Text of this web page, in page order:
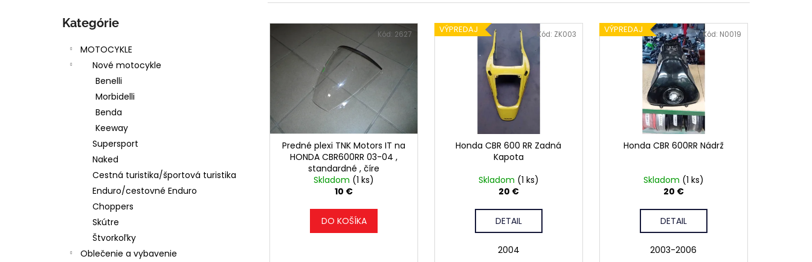
kategórie
Kategórie
MOTOCYKLE
Nové motocykle
Benelli
Morbidelli
Benda
Keeway
Supersport
Naked
Cestná turistika/športová turistika
Enduro/cestovné Enduro
Choppers
Skútre
Štvorkoľky
Oblečenie a vybavenie
d
V
r
o
Predné plexi TNK Motors IT na
HONDA CBR600RR 03-04 ,
standardné , číre
Skladom (1 ks)
10 €
DO KOŠÍKA
Kód: 2627 VÝPREDAJ
Honda CBR 600 RR Zadná
Kapota
Skladom (1 ks)
20 €
DETAIL
2004
Kód: ZK003 VÝPREDAJ
Honda CBR 600RR Nádrž
Skladom (1 ks)
20 €
DETAIL
2003-2006
Kód: N0019